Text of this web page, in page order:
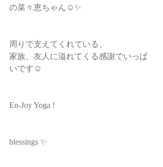
の菜々恵ちゃん☺︎✨
周りで支えてくれている、
家族、友人に溢れてくる感謝でいっぱ
いです☺︎
En-Joy Yoga !
blessings ✨